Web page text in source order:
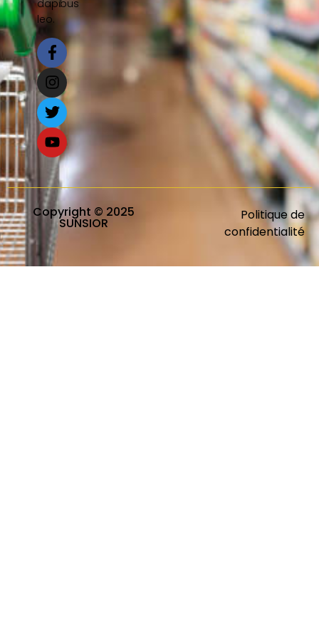
dapibus
leo.
Copyright © 2025
SUNSIOR
Politique de
confidentialité